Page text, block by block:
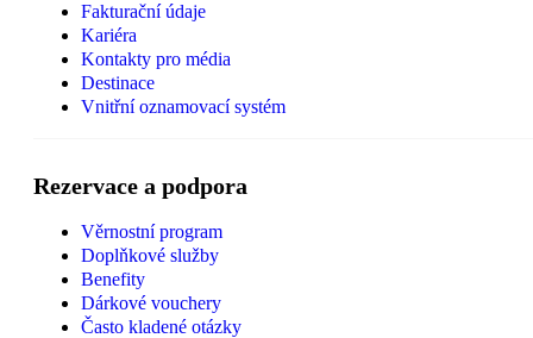
Fakturační údaje
Kariéra
Kontakty pro média
Destinace
Vnitřní oznamovací systém
Rezervace a podpora
Věrnostní program
Doplňkové služby
Benefity
Dárkové vouchery
Často kladené otázky